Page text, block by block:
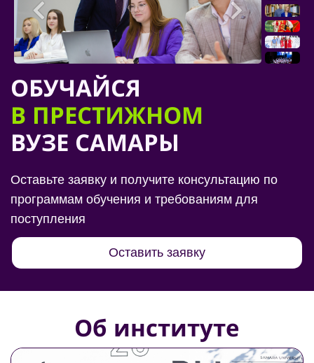
ОБУЧАЙСЯ
В ПРЕСТИЖНОМ
ВУЗЕ САМАРЫ
Оставьте заявку и получите консультацию по
программам обучения и требованиям для
поступления
Оставить заявку
Об институте